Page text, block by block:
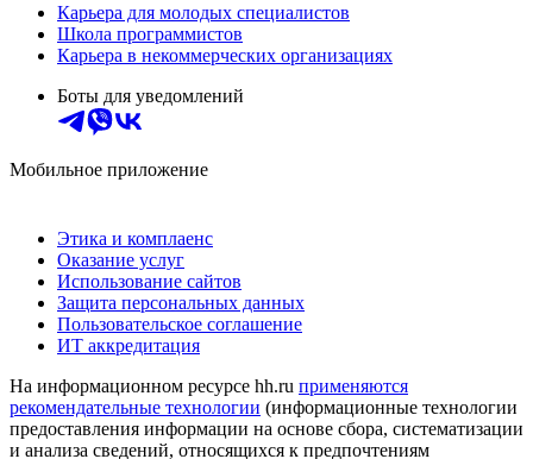
Карьера для молодых специалистов
Школа программистов
Карьера в некоммерческих организациях
Боты для уведомлений
Мобильное приложение
Этика и комплаенс
Оказание услуг
Использование сайтов
Защита персональных данных
Пользовательское соглашение
ИТ аккредитация
На информационном ресурсе hh.ru применяются
рекомендательные технологии (информационные технологии
предоставления информации на основе сбора, систематизации
и анализа сведений, относящихся к предпочтениям